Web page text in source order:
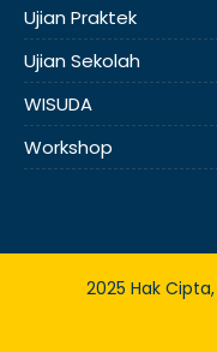
Ujian Praktek
Ujian Sekolah
WISUDA
Workshop
2025 Hak